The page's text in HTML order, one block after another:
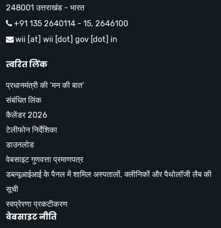
248001 उत्तराखंड - भारत
+91 135 2640114 - 15, 2646100
wii [at] wii [dot] gov [dot] in
त्वरित लिंक
प्रधानमंत्री की ‘मन की बात’
संबंधित लिंक
कैलेंडर 2026
टेलीफोन निर्देशिका
डाउनलोड
वेबसाइट गुणवत्ता प्रमाणपत्र
डब्ल्यूआईआई के पैनल में शामिल अस्पतालों, क्लीनिकों और पैथोलॉजी लैब की
सूची
स्वप्रेरणा प्रकटीकरण
वेबसाइट नीति